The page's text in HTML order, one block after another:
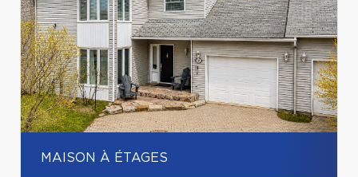
MAISON À ÉTAGES